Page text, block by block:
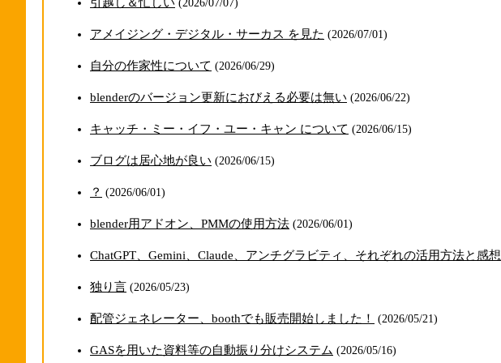
引越し＆忙しい (2026/07/07)
アメイジング・デジタル・サーカス を見た (2026/07/01)
自分の作家性について (2026/06/29)
blenderのバージョン更新におびえる必要は無い (2026/06/22)
キャッチ・ミー・イフ・ユー・キャン について (2026/06/15)
ブログは居心地が良い (2026/06/15)
？ (2026/06/01)
blender用アドオン、PMMの使用方法 (2026/06/01)
ChatGPT、Gemini、Claude、アンチグラビティ、それぞれの活用方法と感想
独り言 (2026/05/23)
配管ジェネレーター、boothでも販売開始しました！ (2026/05/21)
GASを用いた資料等の自動振り分けシステム (2026/05/16)